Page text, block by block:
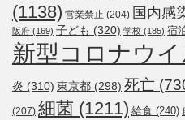
(1138) 営業禁止 (204) 国内感
阪府 (169) 子ども (320) 学校 (185) 宿
新型コロナウイ
炎 (310) 東京都 (298) 死亡
(207) 細菌 (1211) 給食 (240)